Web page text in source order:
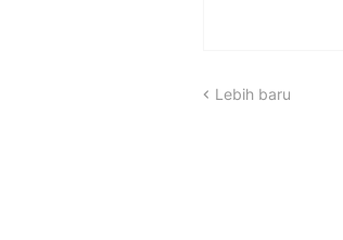
Lebih baru